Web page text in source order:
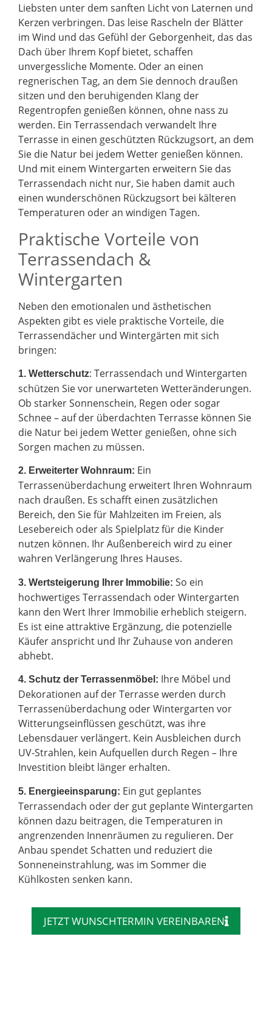
Liebsten unter dem sanften Licht von Laternen und
Kerzen verbringen. Das leise Rascheln der Blätter
im Wind und das Gefühl der Geborgenheit, das das
Dach über Ihrem Kopf bietet, schaffen
unvergessliche Momente. Oder an einen
regnerischen Tag, an dem Sie dennoch draußen
sitzen und den beruhigenden Klang der
Regentropfen genießen können, ohne nass zu
werden. Ein Terrassendach verwandelt Ihre
Terrasse in einen geschützten Rückzugsort, an dem
Sie die Natur bei jedem Wetter genießen können.
Und mit einem Wintergarten erweitern Sie das
Terrassendach nicht nur, Sie haben damit auch
einen wunderschönen Rückzugsort bei kälteren
Temperaturen oder an windigen Tagen.
Praktische Vorteile von
Terrassendach &
Wintergarten
Neben den emotionalen und ästhetischen
Aspekten gibt es viele praktische Vorteile, die
Terrassendächer und Wintergärten mit sich
bringen:
1. Wetterschutz: Terrassendach und Wintergarten
schützen Sie vor unerwarteten Wetteränderungen.
Ob starker Sonnenschein, Regen oder sogar
Schnee – auf der überdachten Terrasse können Sie
die Natur bei jedem Wetter genießen, ohne sich
Sorgen machen zu müssen.
2. Erweiterter Wohnraum: Ein
Terrassenüberdachung erweitert Ihren Wohnraum
nach draußen. Es schafft einen zusätzlichen
Bereich, den Sie für Mahlzeiten im Freien, als
Lesebereich oder als Spielplatz für die Kinder
nutzen können. Ihr Außenbereich wird zu einer
wahren Verlängerung Ihres Hauses.
3. Wertsteigerung Ihrer Immobilie: So ein
hochwertiges Terrassendach oder Wintergarten
kann den Wert Ihrer Immobilie erheblich steigern.
Es ist eine attraktive Ergänzung, die potenzielle
Käufer anspricht und Ihr Zuhause von anderen
abhebt.
4. Schutz der Terrassenmöbel: Ihre Möbel und
Dekorationen auf der Terrasse werden durch
Terrassenüberdachung oder Wintergarten vor
Witterungseinflüssen geschützt, was ihre
Lebensdauer verlängert. Kein Ausbleichen durch
UV-Strahlen, kein Aufquellen durch Regen – Ihre
Investition bleibt länger erhalten.
5. Energieeinsparung: Ein gut geplantes
Terrassendach oder der gut geplante Wintergarten
können dazu beitragen, die Temperaturen in
angrenzenden Innenräumen zu regulieren. Der
Anbau spendet Schatten und reduziert die
Sonneneinstrahlung, was im Sommer die
Kühlkosten senken kann.
JETZT WUNSCHTERMIN VEREINBAREN